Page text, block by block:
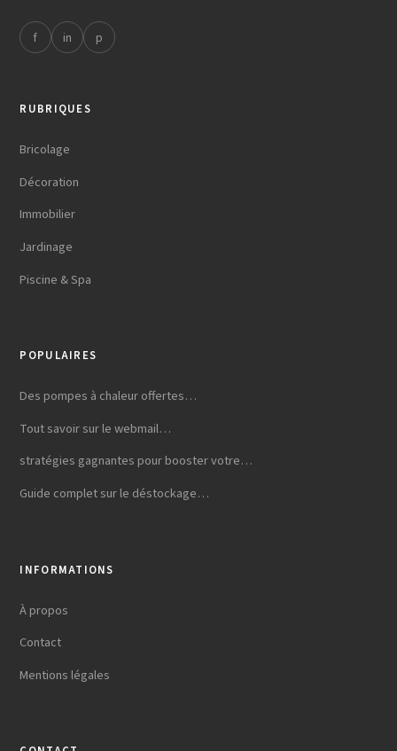
f in p
RUBRIQUES
Bricolage
Décoration
Immobilier
Jardinage
Piscine & Spa
POPULAIRES
Des pompes à chaleur offertes…
Tout savoir sur le webmail…
stratégies gagnantes pour booster votre…
Guide complet sur le déstockage…
INFORMATIONS
À propos
Contact
Mentions légales